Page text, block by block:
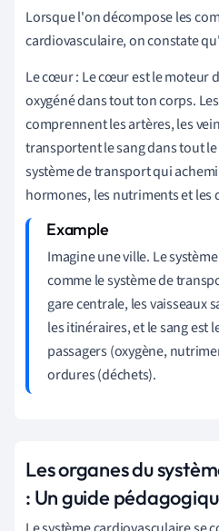
Lorsque l'on décompose les
cardiovasculaire, on constate
Le cœur : Le cœur est le moteur
oxygéné dans tout ton corps.
comprennent les artères, les
transportent le sang dans tout le
système de transport qui
hormones, les nutriments et les
Imagine une ville. Le
comme le système de
gare centrale, les vaisseaux
les itinéraires, et le sang est
passagers (oxygène,
ordures (déchets).
Les organes du
: Un guide